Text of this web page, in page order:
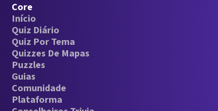
Core
Início
Quiz Diário
Quiz Por Tema
Quizzes De Mapas
Puzzles
Guias
Comunidade
Plataforma